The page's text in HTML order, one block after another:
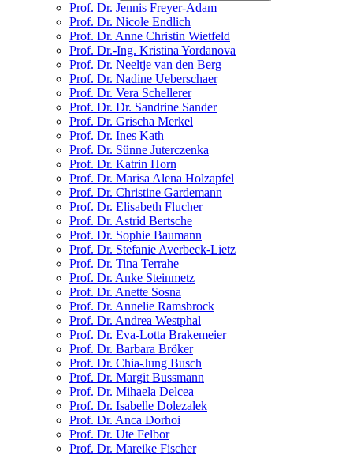
Prof. Dr. Jennis Freyer-Adam
Prof. Dr. Nicole Endlich
Prof. Dr. Anne Christin Wietfeld
Prof. Dr.-Ing. Kristina Yordanova
Prof. Dr. Neeltje van den Berg
Prof. Dr. Nadine Ueberschaer
Prof. Dr. Vera Schellerer
Prof. Dr. Dr. Sandrine Sander
Prof. Dr. Grischa Merkel
Prof. Dr. Ines Kath
Prof. Dr. Sünne Juterczenka
Prof. Dr. Katrin Horn
Prof. Dr. Marisa Alena Holzapfel
Prof. Dr. Christine Gardemann
Prof. Dr. Elisabeth Flucher
Prof. Dr. Astrid Bertsche
Prof. Dr. Sophie Baumann
Prof. Dr. Stefanie Averbeck-Lietz
Prof. Dr. Tina Terrahe
Prof. Dr. Anke Steinmetz
Prof. Dr. Anette Sosna
Prof. Dr. Annelie Ramsbrock
Prof. Dr. Andrea Westphal
Prof. Dr. Eva-Lotta Brakemeier
Prof. Dr. Barbara Bröker
Prof. Dr. Chia-Jung Busch
Prof. Dr. Margit Bussmann
Prof. Dr. Mihaela Delcea
Prof. Dr. Isabelle Dolezalek
Prof. Dr. Anca Dorhoi
Prof. Dr. Ute Felbor
Prof. Dr. Mareike Fischer